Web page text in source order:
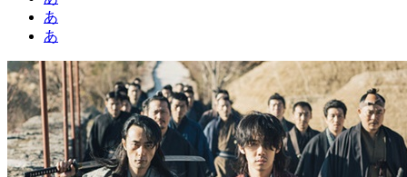
あ
あ